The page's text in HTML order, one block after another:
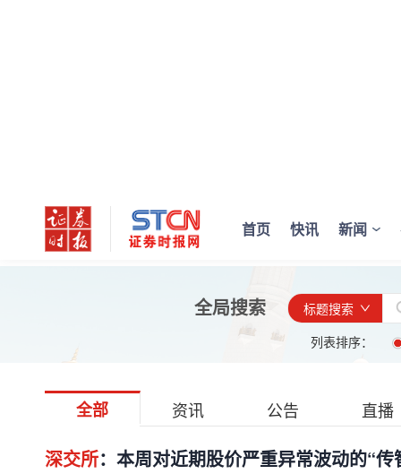
首页 快讯 新闻
全局搜索
标题搜索
列表排序：
全部 资讯 公告 直播
深交所：本周对近期股价严重异常波动的“